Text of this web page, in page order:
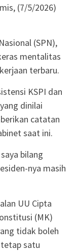
(7/5/2026)
(SPN),
mentalitas
terbaru.
KSPI dan
dinilai
catatan
saat ini.
bilang
nya masih
UU Cipta
(MK)
tidak boleh
satu